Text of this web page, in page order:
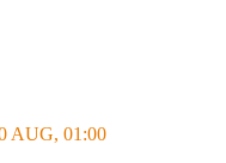
AUG, 01:00